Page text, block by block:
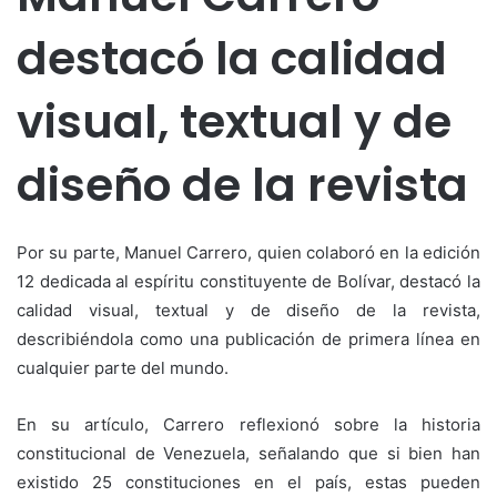
destacó la calidad
visual, textual y de
diseño de la revista
Por su parte, Manuel Carrero, quien colaboró en la edición
12 dedicada al espíritu constituyente de Bolívar, destacó la
calidad visual, textual y de diseño de la revista,
describiéndola como una publicación de primera línea en
cualquier parte del mundo.
En su artículo, Carrero reflexionó sobre la historia
constitucional de Venezuela, señalando que si bien han
existido 25 constituciones en el país, estas pueden